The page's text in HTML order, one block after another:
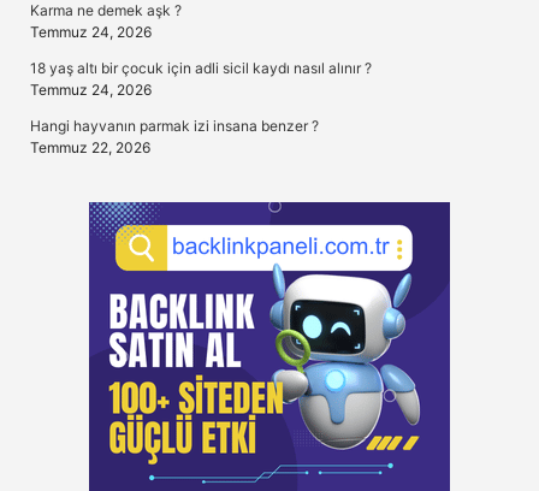
Karma ne demek aşk ?
Temmuz 24, 2026
18 yaş altı bir çocuk için adli sicil kaydı nasıl alınır ?
Temmuz 24, 2026
Hangi hayvanın parmak izi insana benzer ?
Temmuz 22, 2026